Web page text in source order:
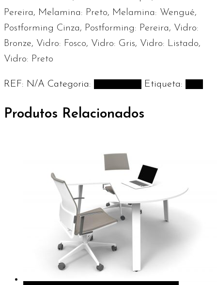
Pereira, Melamina: Preto, Melamina: Wengué,
Postforming Cinza, Postforming: Pereira, Vidro:
Bronze, Vidro: Fosco, Vidro: Gris, Vidro: Listado,
Vidro: Preto
REF: N/A Categoria: Etiqueta:
Produtos Relacionados